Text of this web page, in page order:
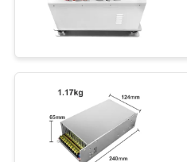
drone